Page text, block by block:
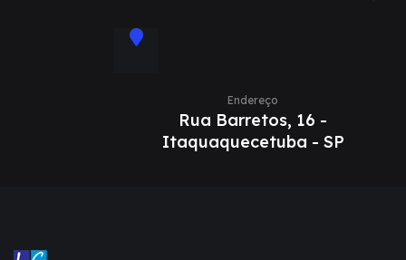
Endereço
Rua Barretos, 16 -
Itaquaquecetuba - SP